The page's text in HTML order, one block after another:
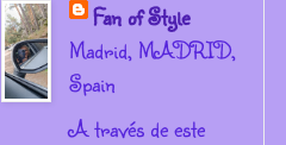
Fan of Style
Madrid, MADRID,
Spain
A través de este